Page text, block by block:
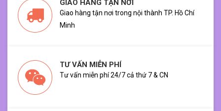
GIAO HÀNG TẬN NƠI
Giao hàng tận nơi trong nội thành TP. Hồ Chí
Minh
TƯ VẤN MIỄN PHÍ
Tư vấn miễn phí 24/7 cả thứ 7 & CN